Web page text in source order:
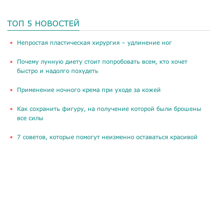
ТОП 5 НОВОСТЕЙ
​Непростая пластическая хирургия – удлинение ног
Почему лунную диету стоит попробовать всем, кто хочет
быстро и надолго похудеть
Применение ночного крема при уходе за кожей
Как сохранить фигуру, на получение которой были брошены
все силы
​7 советов, которые помогут неизменно оставаться красивой